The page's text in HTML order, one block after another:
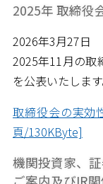
2025年 取締役
2026年3月27日
2025年11月の取
を公表いたします
取締役会の実効
頁/130KByte]
機関投資家、